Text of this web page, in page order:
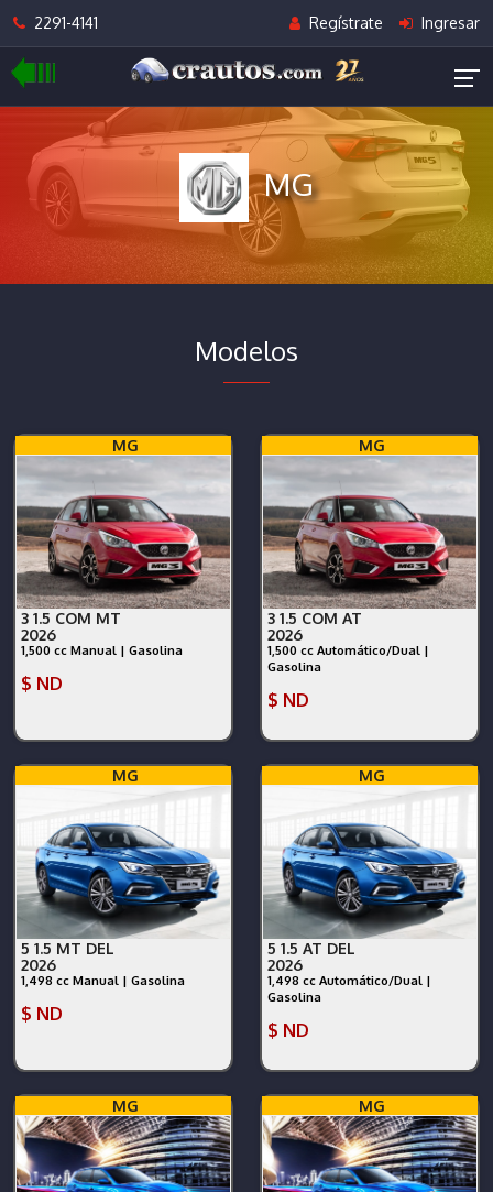
2291-4141 Regístrate Ingresar
MG
Modelos
MG
3 1.5 COM MT
2026
1,500 cc Manual | Gasolina
$ ND
MG
3 1.5 COM AT
2026
1,500 cc Automático/Dual |
Gasolina
$ ND
MG
5 1.5 MT DEL
2026
1,498 cc Manual | Gasolina
$ ND
MG
5 1.5 AT DEL
2026
1,498 cc Automático/Dual |
Gasolina
$ ND
MG MG